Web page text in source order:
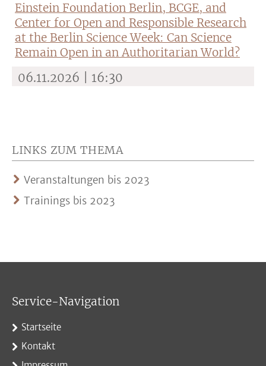
Einstein Foundation Berlin, BCGE, and
Center for Open and Responsible Research
at the Berlin Science Week: Can Science
Remain Open in an Authoritarian World?
06.11.2026 | 16:30
LINKS ZUM THEMA
Veranstaltungen bis 2023
Trainings bis 2023
Service-Navigation
Startseite
Kontakt